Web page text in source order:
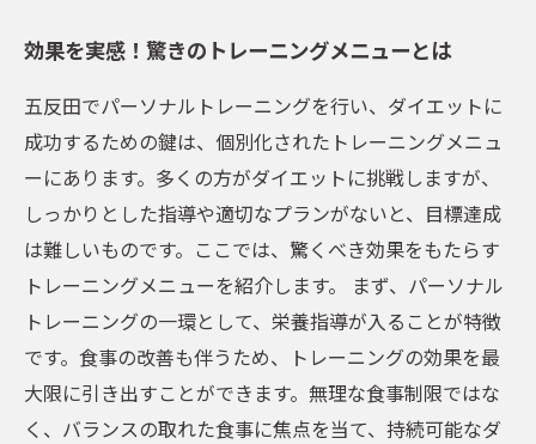
効果を実感！驚きのトレーニングメニューとは
五反田でパーソナルトレーニングを行い、ダイエットに
成功するための鍵は、個別化されたトレーニングメニュ
ーにあります。多くの方がダイエットに挑戦しますが、
しっかりとした指導や適切なプランがないと、目標達成
は難しいものです。ここでは、驚くべき効果をもたらす
トレーニングメニューを紹介します。 まず、パーソナル
トレーニングの一環として、栄養指導が入ることが特徴
です。食事の改善も伴うため、トレーニングの効果を最
大限に引き出すことができます。無理な食事制限ではな
く、バランスの取れた食事に焦点を当て、持続可能なダ